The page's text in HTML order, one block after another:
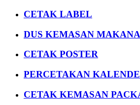
CETAK LABEL
DUS KEMASAN
CETAK POSTER
PERCETAKAN
CETAK KEMASAN